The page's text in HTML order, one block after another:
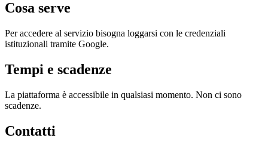
Cosa serve
Per accedere al servizio bisogna loggarsi con le credenziali
istituzionali tramite Google.
Tempi e scadenze
La piattaforma è accessibile in qualsiasi momento. Non ci sono
scadenze.
Contatti